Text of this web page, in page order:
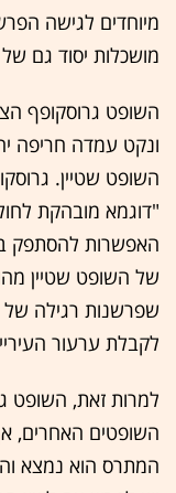
מיוחדים לגישה
מושכלות יסוד גם
השופט גרוסקופף
ונקט עמדה חריפה
השופט שטיין.
"דוגמא מובהקת
האפשרות להסתפק
של השופט שטיין
שפרשנות רגילה של
לקבלת ערעור
למרות זאת, השופט
השופטים האחרים,
המתרס הוא נמצא